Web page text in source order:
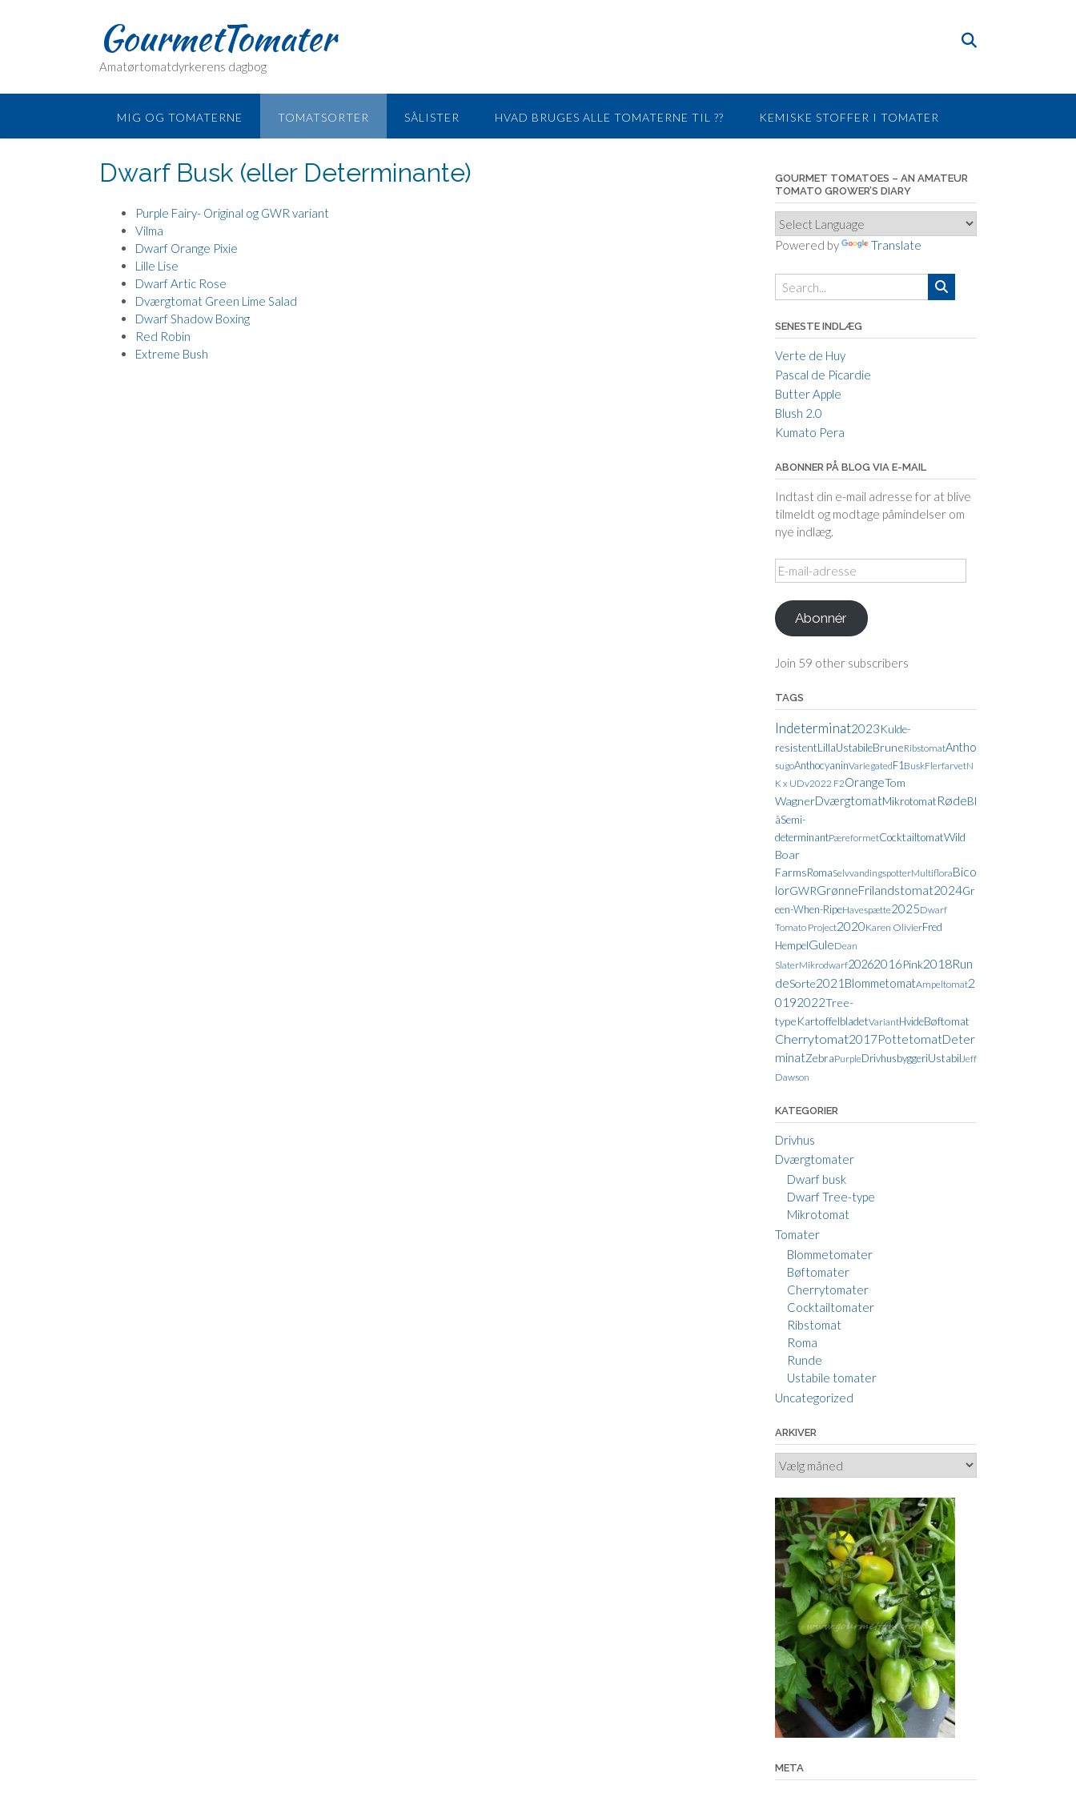
GourmetTomater
Amatørtomatdyrkerens dagbog
MIG OG TOMATERNE TOMATSORTER SÅLISTER HVAD BRUGES ALLE TOMATERNE TIL ?? KEMISKE STOFFER I TOMATER
Dwarf Busk (eller Determinante)
Purple Fairy- Original og GWR variant
Vilma
Dwarf Orange Pixie
Lille Lise
Dwarf Artic Rose
Dværgtomat Green Lime Salad
Dwarf Shadow Boxing
Red Robin
Extreme Bush
GOURMET TOMATOES – AN AMATEUR
TOMATO GROWER’S DIARY
Powered by Translate
SENESTE INDLÆG
Verte de Huy
Pascal de Picardie
Butter Apple
Blush 2.0
Kumato Pera
ABONNER PÅ BLOG VIA E-MAIL
Indtast din e-mail adresse for at blive
tilmeldt og modtage påmindelser om
nye indlæg.
E-
mail-
adresse
Abonnér
Join 59 other subscribers
TAGS
Indeterminat2023Kulde-
resistentLillaUstabileBruneRibstomatAntho
sugoAnthocyaninVariegatedF1BuskFlerfarvetN
K x UDv2022 F2OrangeTom
WagnerDværgtomatMikrotomatRødeBl
åSemi-
determinantPæreformetCocktailtomatWild
Boar
FarmsRomaSelvvandingspotterMultifloraBico
lorGWRGrønneFrilandstomat2024Gr
een-When-RipeHavespætte2025Dwarf
Tomato Project2020Karen OlivierFred
HempelGuleDean
SlaterMikrodwarf20262016Pink2018Run
deSorte2021 BlommetomatAmpeltomat2
0192022Tree-
typeKartoffelbladetVariantHvideBøftomat
Cherrytomat2017PottetomatDeter
minatZebraPurpleDrivhusbyggeriUstabilJeff
Dawson
KATEGORIER
Drivhus
Dværgtomater
Dwarf busk
Dwarf Tree-type
Mikrotomat
Tomater
Blommetomater
Bøftomater
Cherrytomater
Cocktailtomater
Ribstomat
Roma
Runde
Ustabile tomater
Uncategorized
ARKIVER
Arkiver
META